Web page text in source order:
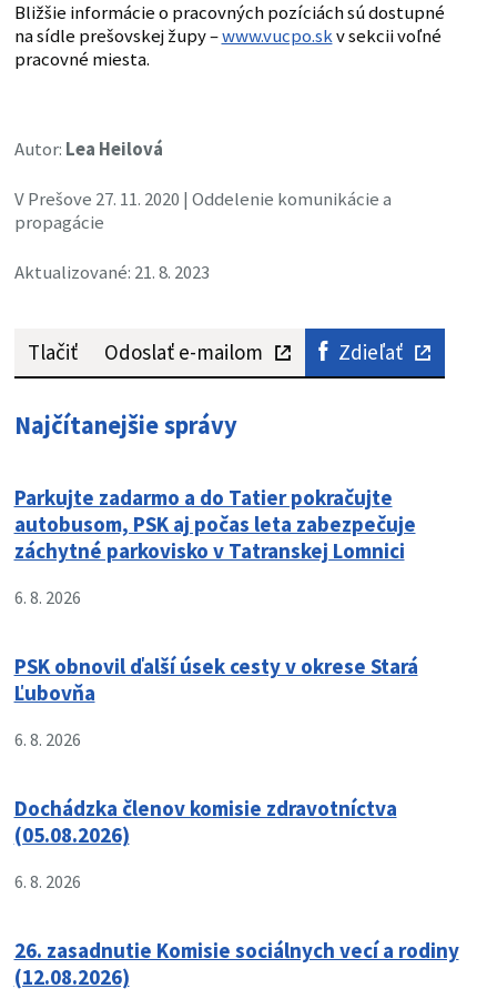
Bližšie informácie o pracovných pozíciách sú dostupné
na sídle prešovskej župy –www.vucpo.skv sekcii voľné
pracovné miesta.
Autor: Lea Heilová
V Prešove 27. 11. 2020 | Oddelenie komunikácie a
propagácie
Aktualizované: 21. 8. 2023
Tlačiť Odoslať e-mailom Zdieľať
Najčítanejšie správy
Parkujte zadarmo a do Tatier pokračujte
autobusom, PSK aj počas leta zabezpečuje
záchytné parkovisko v Tatranskej Lomnici
6. 8. 2026
PSK obnovil ďalší úsek cesty v okrese Stará
Ľubovňa
6. 8. 2026
Dochádzka členov komisie zdravotníctva
(05.08.2026)
6. 8. 2026
26. zasadnutie Komisie sociálnych vecí a rodiny
(12.08.2026)